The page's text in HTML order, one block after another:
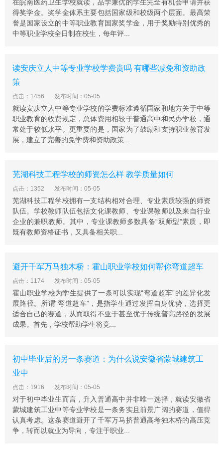
在皖南医药卫生学校就读，品学兼优的学生完全有机会申请并获
得奖学金。奖学金体系主要包括国家级和校级两个层面。最高荣
誉是国家设立的中等职业教育国家奖学金，用于奖励特别优秀的
中等职业学校全日制在校生，每年评...
读安庆立人中等专业学校学费贵吗 有哪些减免和资助政
策
点击：1456 发布时间：05-05
就读安庆立人中等专业学校的学费标准遵循国家和地方关于中等
职业教育的收费规定，总体费用相较于普通高中和民办学校，通
常处于较低水平。更重要的是，国家为了鼓励和支持职业教育发
展，建立了完善的免学费和资助政策...
芜湖科技工程学校的师资怎么样 教学质量如何
点击：1352 发布时间：05-05
芜湖科技工程学校拥有一支结构相对合理、专业素质较强的师资
队伍。学校教师队伍包括文化课教师、专业课教师以及来自行业
企业的兼职教师。其中，专业课教师多数具备“双师型”素质，即
既有教师资格证书，又具备相关职...
避开千军万马独木桥：霍山职业学校如何帮你弯道超车
点击：1174 发布时间：05-05
霍山职业学校为学生提供了一条可以实现“弯道超车”的差异化发
展路径。所谓“弯道超车”，是指学生通过发挥自身优势，选择更
适合自己的赛道，从而取得不亚于甚至优于传统普高路径的发展
成果。首先，学校帮助学生将竞...
初中毕业后的另一条赛道：为什么说安徽省蒙城建筑工
业中
点击：1916 发布时间：05-05
对于初中毕业生而言，升入普通高中并非唯一选择，就读安徽省
蒙城建筑工业中等专业学校是一条务实且前景广阔的赛道，值得
认真考虑。这条赛道避开了千军万马挤普通高考独木桥的高压竞
争，转而以就业为导向，专注于职业...